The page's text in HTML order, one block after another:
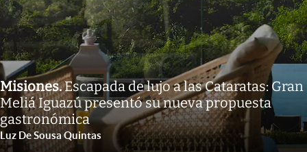
Misiones.Escapada de lujo a las Cataratas: Gran
Meliá Iguazú presentó su nueva propuesta
gastronómica
Luz De Sousa Quintas